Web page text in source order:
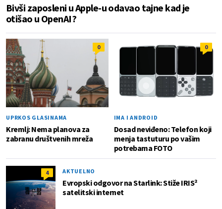
Bivši zaposleni u Apple-u odavao tajne kad je
otišao u OpenAI?
0
UPRKOS GLASINAMA
Kremlj: Nema planova za
zabranu društvenih mreža
0
IMA I ANDROID
Dosad neviđeno: Telefon koji
menja tastuturu po vašim
potrebama FOTO
4 AKTUELNO
Evropski odgovor na Starlink: Stiže IRIS²
satelitski internet